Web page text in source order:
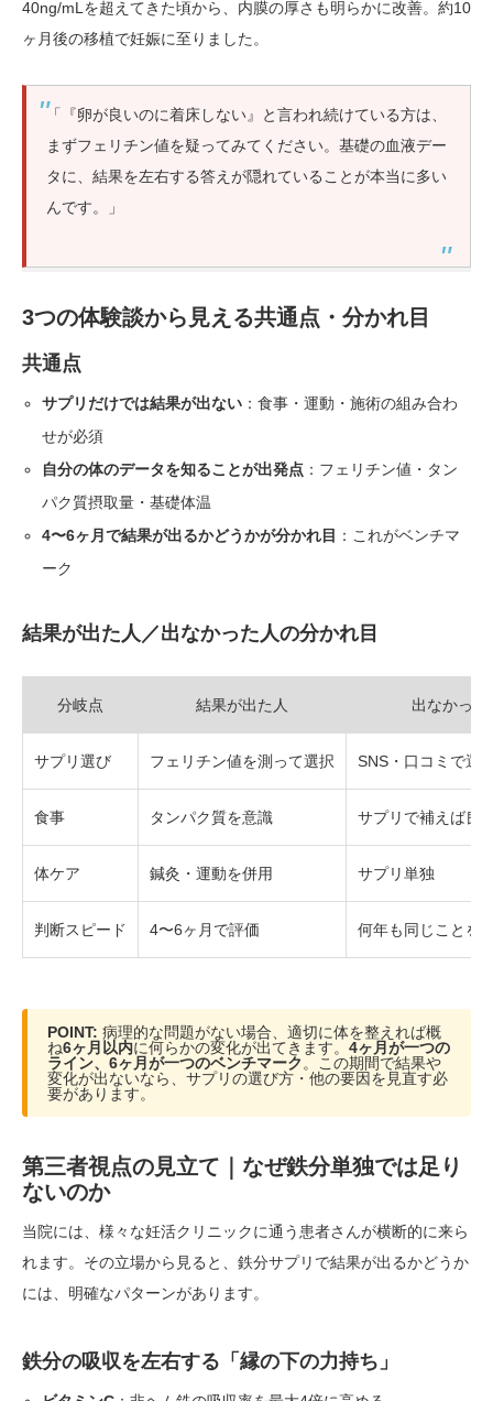
40ng/mLを超えてきた頃から、内膜の厚さも明らかに改善。約10
ヶ月後の移植で妊娠に至りました。
「『卵が良いのに着床しない』と言われ続けている方は、
まずフェリチン値を疑ってみてください。基礎の血液デー
タに、結果を左右する答えが隠れていることが本当に多い
んです。」
3つの体験談から見える共通点・分かれ目
共通点
サプリだけでは結果が出ない ：食事・運動・施術の組み合わ
せが必須
自分の体のデータを知ることが出発点 ：フェリチン値・タン
パク質摂取量・基礎体温
4〜6ヶ月で結果が出るかどうかが分かれ目 ：これがベンチマ
ーク
結果が出た人／出なかった人の分かれ目
分岐点 結果が出た人 出なかった
サプリ選び フェリチン値を測って選択 SNS・口コミで選
食事 タンパク質を意識 サプリで補えば良
体ケア 鍼灸・運動を併用 サプリ単独
判断スピード 4〜6ヶ月で評価 何年も同じことを
POINT: 病理的な問題がない場合、適切に体を整えれば概
ね6ヶ月以内に何らかの変化が出てきます。 4ヶ月が一つの
ライン、6ヶ月が一つのベンチマーク 。この期間で結果や
変化が出ないなら、サプリの選び方・他の要因を見直す必
要があります。
第三者視点の見立て｜なぜ鉄分単独では足り
ないのか
当院には、様々な妊活クリニックに通う患者さんが横断的に来ら
れます。その立場から見ると、鉄分サプリで結果が出るかどうか
には、明確なパターンがあります。
鉄分の吸収を左右する「縁の下の力持ち」